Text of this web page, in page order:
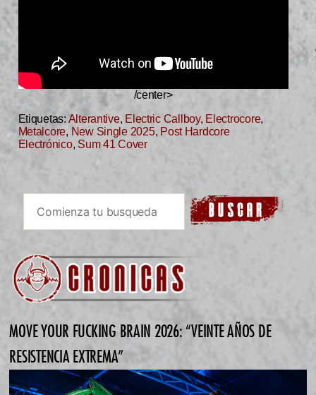
/center>
Etiquetas: Alterantive, Electric Callboy, Electrocore,
Metalcore, New Single 2025, Post Hardcore
Electrónico, Sum 41 Cover
MOVE YOUR FUCKING BRAIN 2026: “VEINTE AÑOS DE
RESISTENCIA EXTREMA”